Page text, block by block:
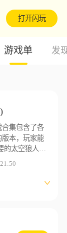
打开闪玩
游戏单 发
集包含了各
本，玩家能
太空狼人杀
子为了让玩
(大全)版本